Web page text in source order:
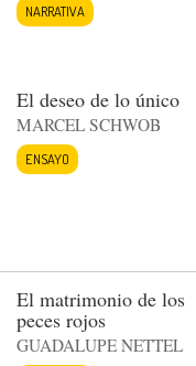
NARRATIVA
El deseo de lo único
MARCEL SCHWOB
ENSAYO
El matrimonio de los
peces rojos
GUADALUPE NETTEL